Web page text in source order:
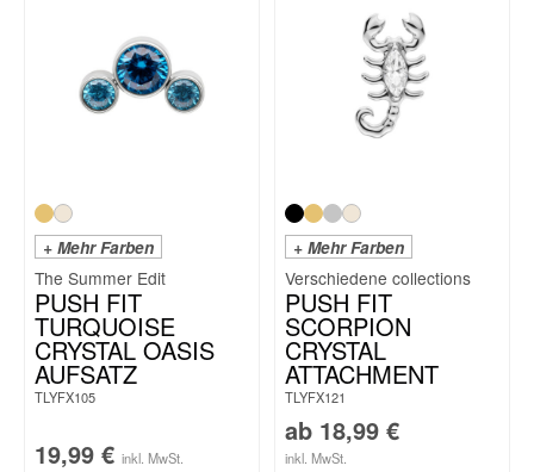
+ Mehr Farben
The Summer Edit
PUSH FIT
TURQUOISE
CRYSTAL OASIS
AUFSATZ
TLYFX105
19,99 € inkl. MwSt.
+ Mehr Farben
PUSH FIT
SCORPION
CRYSTAL
ATTACHMENT
TLYFX121
ab 18,99 €
inkl. MwSt.